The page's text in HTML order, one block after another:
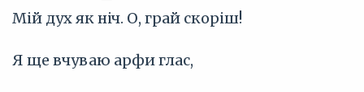
Мій дух як ніч. О, грай скоріш!
Я ще вчуваю арфи глас,